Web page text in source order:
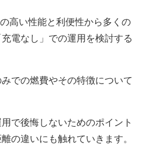
高い性能と利便性から多くの
電なし」での運用を検討する
での燃費やその特徴について
で後悔しないためのポイント
の違いにも触れていきます。